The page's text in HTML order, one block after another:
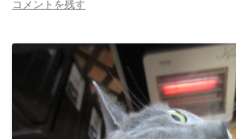
コメントを残す